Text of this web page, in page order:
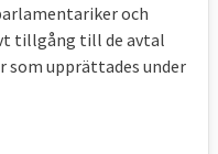
Ej
rätt sätt
i strid mot
och
tillgång till de avtal
upprättades under